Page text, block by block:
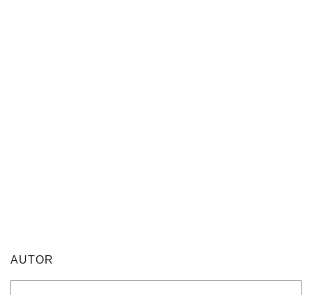
AUTOR